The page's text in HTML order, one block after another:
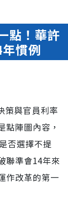
點！華許
慣例
策與官員利率
點陣圖內容，
否選擇不提
聯準會14年來
作改革的第一